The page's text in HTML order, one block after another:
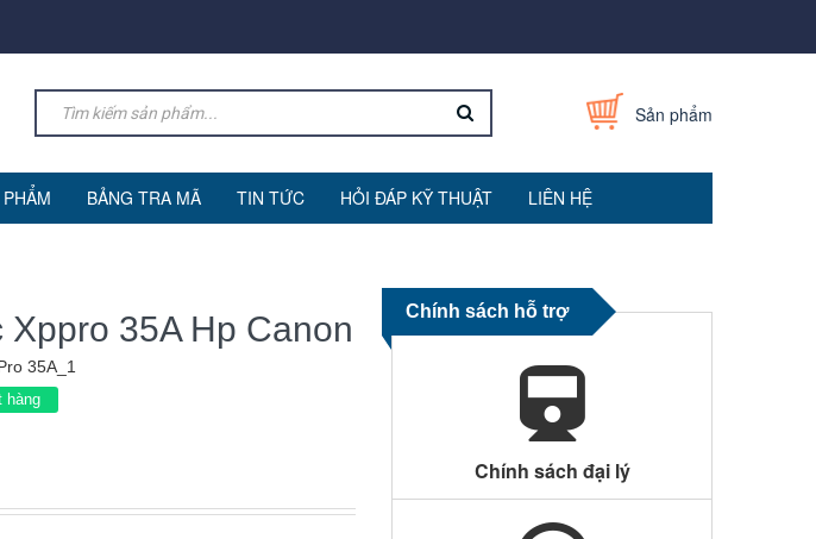
Sản phẩm
BẢNG TRA MÃ TIN TỨC HỎI ĐÁP KỸ THUẬT LIÊN HỆ
Xppro 35A Hp Canon
35A_1
hàng
Chính sách hỗ trợ
Chính sách đại lý